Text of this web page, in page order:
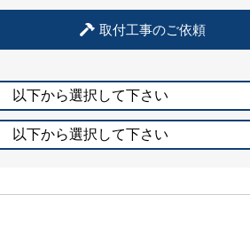
取付工事のご依頼
以下から選択して下さい
以下から選択して下さい